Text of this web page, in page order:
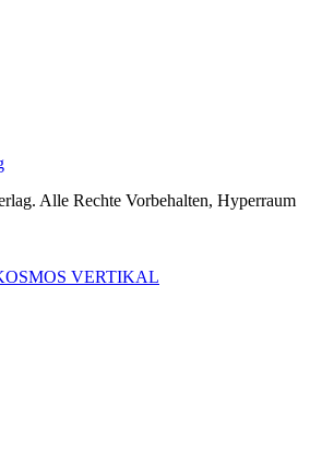
Alle Rechte Vorbehalten, Hyperraum
VERTIKAL